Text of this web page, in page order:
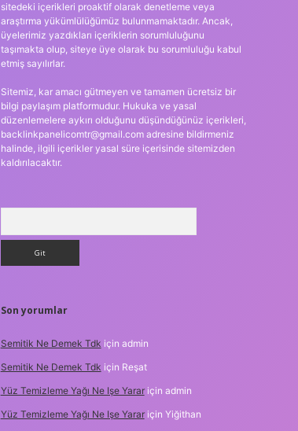
sitedeki içerikleri proaktif olarak denetleme veya
araştırma yükümlülüğümüz bulunmamaktadır. Ancak,
üyelerimiz yazdıkları içeriklerin sorumluluğunu
taşımakta olup, siteye üye olarak bu sorumluluğu kabul
etmiş sayılırlar.
Sitemiz, kar amacı gütmeyen ve tamamen ücretsiz bir
bilgi paylaşım platformudur. Hukuka ve yasal
düzenlemelere aykırı olduğunu düşündüğünüz içerikleri,
backlinkpanelicomtr@gmail.comadresine bildirmeniz
halinde, ilgili içerikler yasal süre içerisinde sitemizden
kaldırılacaktır.
Son yorumlar
Semitik Ne Demek Tdk için admin
Semitik Ne Demek Tdk için Reşat
Yüz Temizleme Yağı Ne Işe Yarariçin admin
Yüz Temizleme Yağı Ne Işe Yarariçin Yiğithan